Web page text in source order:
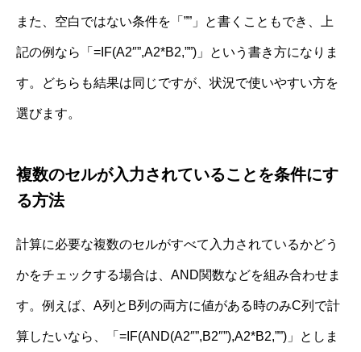
また、空白ではない条件を「””」と書くこともでき、上
記の例なら「=IF(A2″”,A2*B2,””)」という書き方になりま
す。どちらも結果は同じですが、状況で使いやすい方を
選びます。
複数のセルが入力されていることを条件にす
る方法
計算に必要な複数のセルがすべて入力されているかどう
かをチェックする場合は、AND関数などを組み合わせま
す。例えば、A列とB列の両方に値がある時のみC列で計
算したいなら、「=IF(AND(A2″”,B2″”),A2*B2,””)」としま